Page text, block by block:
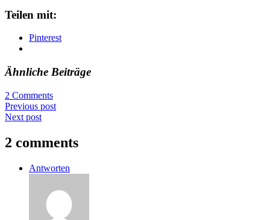
Teilen mit:
Pinterest
Ähnliche Beiträge
2 Comments
Previous post
Next post
2 comments
Antworten